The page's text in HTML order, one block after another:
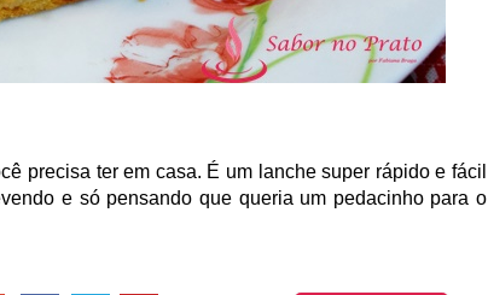
precisa ter em casa. É um lanche super rápido e fácil
e só pensando que queria um pedacinho para o